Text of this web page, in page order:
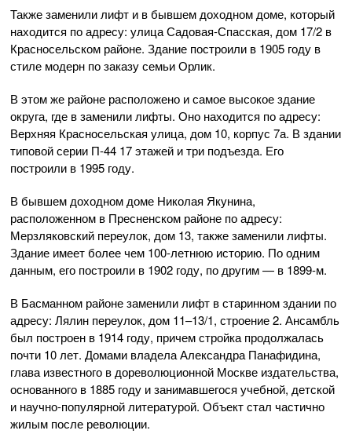
Также заменили лифт и в бывшем доходном доме, который
находится по адресу: улица Садовая-Спасская, дом 17/2 в
Красносельском районе. Здание построили в 1905 году в
стиле модерн по заказу семьи Орлик.
В этом же районе расположено и самое высокое здание
округа, где в заменили лифты. Оно находится по адресу:
Верхняя Красносельская улица, дом 10, корпус 7а. В здании
типовой серии П-44 17 этажей и три подъезда. Его
построили в 1995 году.
В бывшем доходном доме Николая Якунина,
расположенном в Пресненском районе по адресу:
Мерзляковский переулок, дом 13, также заменили лифты.
Здание имеет более чем 100-летнюю историю. По одним
данным, его построили в 1902 году, по другим — в 1899-м.
В Басманном районе заменили лифт в старинном здании по
адресу: Лялин переулок, дом 11–13/1, строение 2. Ансамбль
был построен в 1914 году, причем стройка продолжалась
почти 10 лет. Домами владела Александра Панафидина,
глава известного в дореволюционной Москве издательства,
основанного в 1885 году и занимавшегося учебной, детской
и научно-популярной литературой. Объект стал частично
жилым после революции.